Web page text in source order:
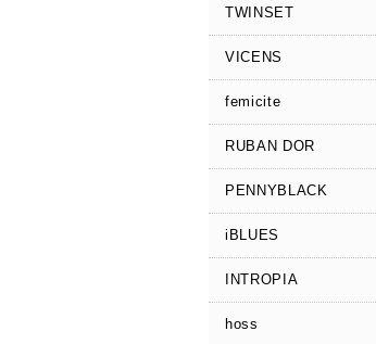
TWINSET
VICENS
femicite
RUBAN DOR
PENNYBLACK
iBLUES
INTROPIA
hoss